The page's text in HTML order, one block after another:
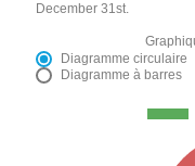
December 31st.
Diagramme circulaire
Diagramme à barres